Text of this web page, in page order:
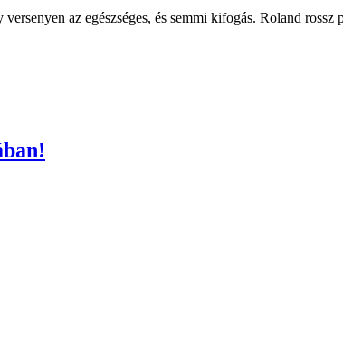
az egészséges, és semmi kifogás. Roland rossz